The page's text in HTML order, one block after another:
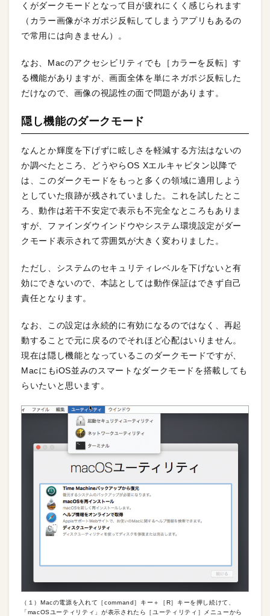
くがダークモードとなって目が疲れにくく感じられます
（カラー画像がネガポジ反転してしまうアプリもあるの
で常用には向きません）。
なお、Macのアクセシビリティでも［カラーを反転］す
る機能がありますが、画面全体を単にネガポジ反転した
だけなので、画像の視認性の面で問題があります。
隠し機能のダークモード
なんとか輝度を下げずに眩しさを軽減する方法はないの
か調べたところ、どうやらOS Xエルキャピタン以降で
は、このダークモードをもっと多くの領域に適用しよう
としていた痕跡が残されていました。これを試したとこ
ろ、動作は若干不安定で表示も不完全なところもありま
すが、ファインダウインドウやシステム環境設定がダー
クモード表示されて雰囲気が大きく変わりました。
ただし、システムのセキュリティレベルを下げないと有
効にできないので、本誌としては動作保証はできず自己
責任となります。
なお、この設定は永続的に有効になるのではなく、再起
動することで元に戻るのでそれほど心配はいりません。
現在は隠し機能となっているこのダークモードですが、
MacにもiOS並みのスマートなダークモードを搭載しても
らいたいと思います。
（１）Macの電源を入れて［command］キー＋［R］キーを押し続けて、
「macOSユーティリティ」が表示されたら［ユーティリティ］メニューから